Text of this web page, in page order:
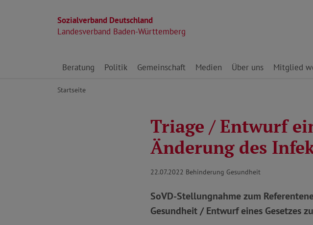
Sozialverband Deutschland
Landesverband Baden-Württemberg
Direkt zu den Inhalten springen
Beratung Politik Gemeinschaft Medien Über uns Mitglied
Startseite
Triage / Entwurf
Änderung des
22.07.2022 Behinderung Gesundheit
SoVD-Stellungnahme zum
Gesundheit / Entwurf eines Gesetzes